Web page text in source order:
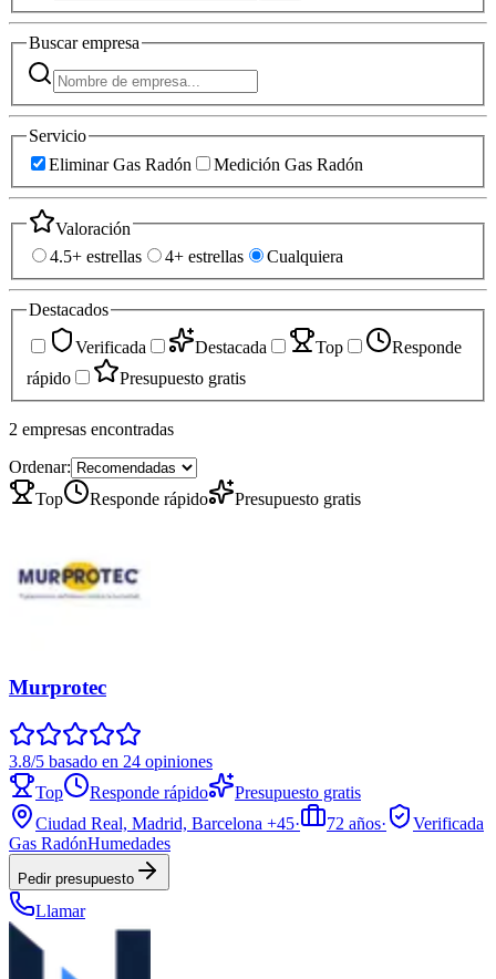
Buscarempresa
Servicio
Eliminar Gas Radón
Medición Gas Radón
Valoración
4.5+ estrellas
4+ estrellas Cualquiera
Destacados
Verificada
Destacada Top
Responde
rápido
Presupuesto gratis
2 empresas encontradas
Ordenar:
Top
Responde rápido Presupuesto gratis
Murprotec
3.8/5 basado en 24 opiniones
Top
Responde rápido
Presupuesto gratis
Ciudad Real, Madrid, Barcelona +45· 72 años·
Verificada
Gas RadónHumedades
Pedir presupuesto
Llamar